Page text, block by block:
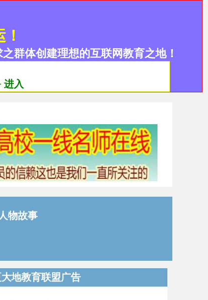
群体创建理想的互联网教育之地！
进入
人物故事
地教育联盟广告